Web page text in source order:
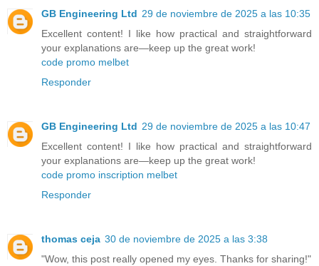
GB Engineering Ltd 29 de noviembre de 2025 a las 10:35
Excellent content! I like how practical and straightforward
your explanations are—keep up the great work!
code promo melbet
Responder
GB Engineering Ltd 29 de noviembre de 2025 a las 10:47
Excellent content! I like how practical and straightforward
your explanations are—keep up the great work!
code promo inscription melbet
Responder
thomas ceja 30 de noviembre de 2025 a las 3:38
"Wow, this post really opened my eyes. Thanks for sharing!"